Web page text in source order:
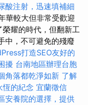
酸注射，迅速填補細
華較大但非常受歡迎
耀的時代，但翻新工
中，不可避免的殘廢
打造SEO友好的
擾 台南地區辦理台胞
角落都乾淨如新 了解
恆的紀念 宜蘭徵信
安養院的選擇，提供